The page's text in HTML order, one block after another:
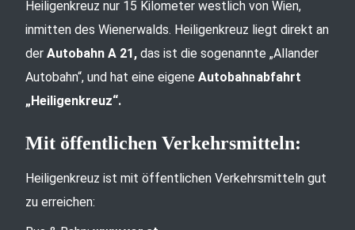
Heiligenkreuz nur 15 Kilometer westlich von Wien,
inmitten des Wienerwalds. Heiligenkreuz liegt direkt an
der Autobahn A 21, das ist die sogenannte „Allander
Autobahn“, und hat eine eigene Autobahnabfahrt
„Heiligenkreuz“.
Mit öffentlichen Verkehrsmitteln:
Heiligenkreuz ist mit öffentlichen Verkehrsmitteln gut
zu erreichen: